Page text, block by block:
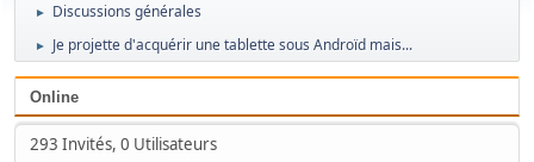
► Discussions générales
► Je projette d'acquérir une tablette sous Androïd mais...
Online
293 Invités, 0 Utilisateurs